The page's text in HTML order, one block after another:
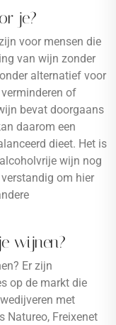
je?
voor mensen die
van wijn zonder
alternatief voor
of
bevat doorgaans
daarom een
dieet. Het is
wijn nog
om hier
wijnen?
Er zijn
op de markt die
met
Natureo, Freixenet